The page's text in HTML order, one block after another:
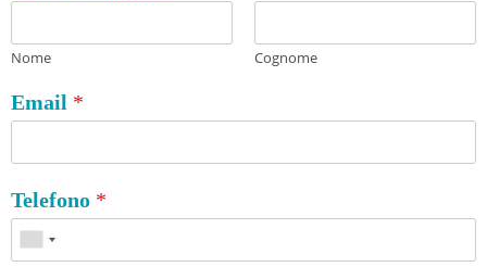
Nome Cognome
Email *
Telefono *